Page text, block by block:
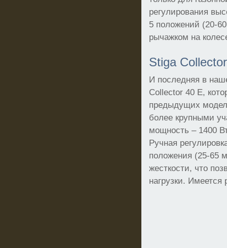
регулирования
5 положений (20-
рычажком на
Stiga
И последняя в
Collector 40 E,
предыдущих
более крупными
мощность – 1400
Ручная
положения (25-65
жесткости, что
нагрузки. Имеется